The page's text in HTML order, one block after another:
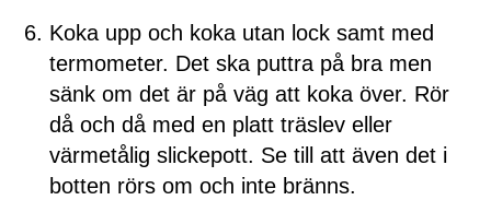
Koka upp och koka utan lock samt med
termometer. Det ska puttra på bra men
sänk om det är på väg att koka över. Rör
då och då med en platt träslev eller
värmetålig slickepott. Se till att även det i
botten rörs om och inte bränns.